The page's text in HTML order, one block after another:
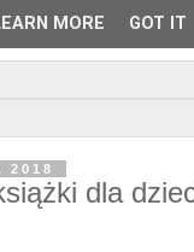
2018
dla
MORE GOT IT